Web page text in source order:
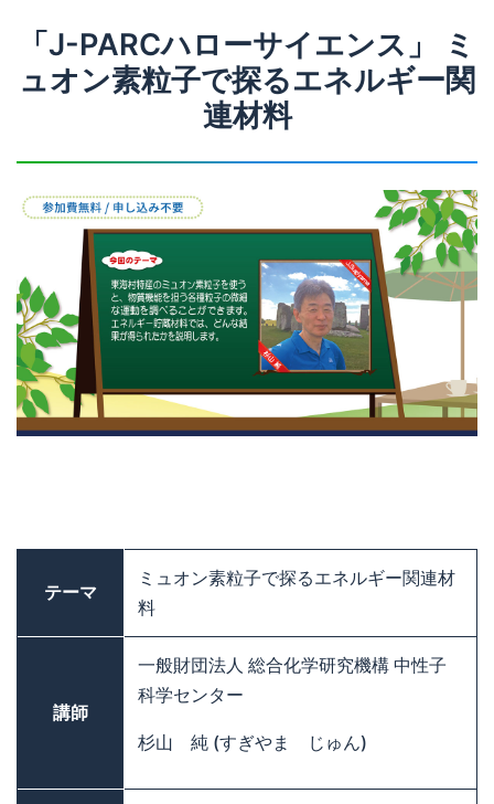
「J-PARCハローサイエンス」 ミ
ュオン素粒子で探るエネルギー関
連材料
テーマ
ミュオン素粒子で探るエネルギー関連材
料
講師
一般財団法人 総合化学研究機構 中性子
科学センター
杉山 純 (すぎやま じゅん)